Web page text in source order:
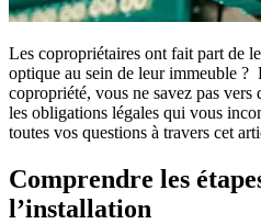
Les copropriétaires ont fait part de
optique au sein de leur immeuble ?
copropriété, vous ne savez pas
les obligations légales qui vous
toutes vos questions à travers cet
Comprendre les
l’installation